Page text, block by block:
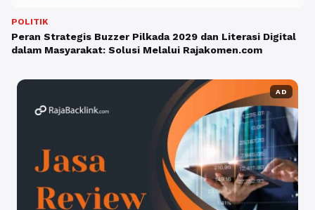
POLITIK
Peran Strategis Buzzer Pilkada 2029 dan Literasi Digital
dalam Masyarakat: Solusi Melalui Rajakomen.com
AD